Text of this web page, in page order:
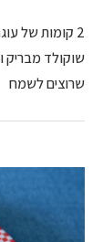
2 קומות של
שוקולד מבריק
שרוצים לשמח